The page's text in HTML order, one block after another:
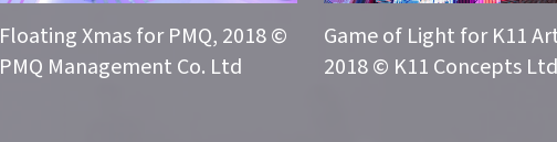
Floating Xmas for PMQ, 2018 ©
PMQ Management Co. Ltd
Game of Light for K11
2018 © K11 Concepts Ltd